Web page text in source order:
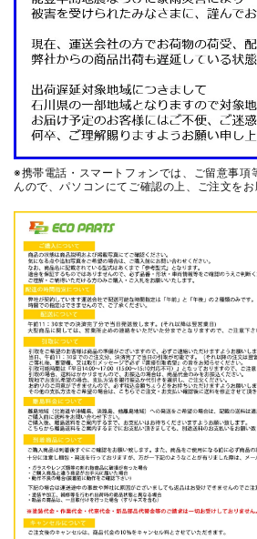
※携帯電話・スマートフォンでは、ご留意事項
んので、パソコンにてご確認の上、ご注文をお